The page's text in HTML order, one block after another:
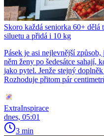
Skoro každá seniorka 60+
siluetu a přidá i 10 kg
Pásek je asi nejlevnější
něm ženy po šedesátce sahají,
jako pytel. Jenže stejný
Rozhoduje přitom pár
ExtraInspirace
dnes, 05:01
3 min